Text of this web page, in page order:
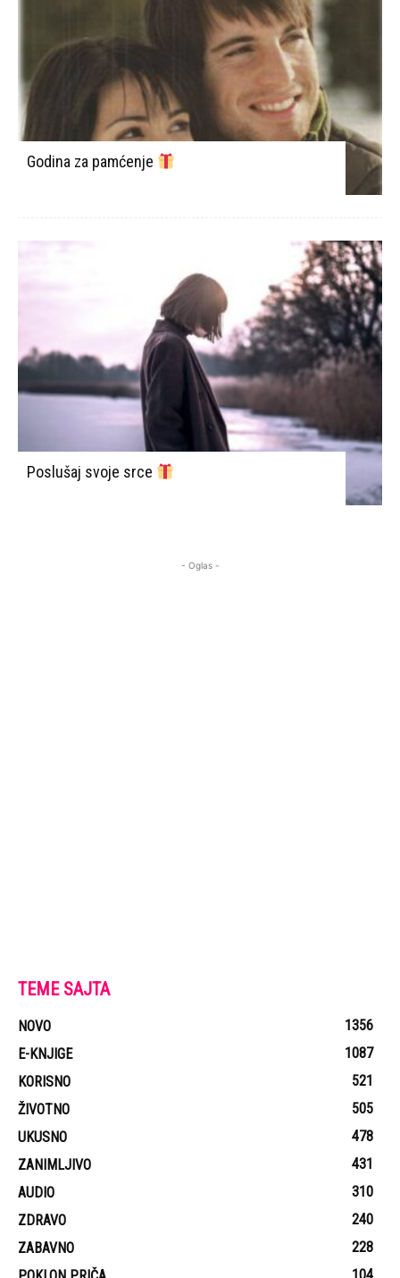
Godina za pamćenje
Poslušaj svoje srce
- Oglas -
TEME SAJTA
NOVO
1356
E-KNJIGE
1087
KORISNO
521
ŽIVOTNO
505
UKUSNO
478
ZANIMLJIVO
431
AUDIO
310
ZDRAVO
240
ZABAVNO
228